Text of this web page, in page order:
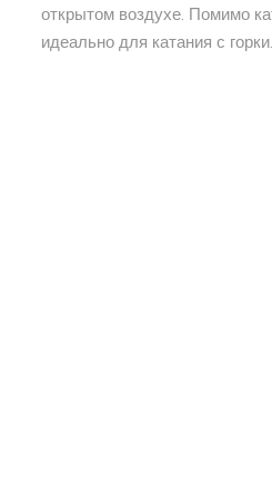
открытом воздухе. Помимо
идеально для катания с